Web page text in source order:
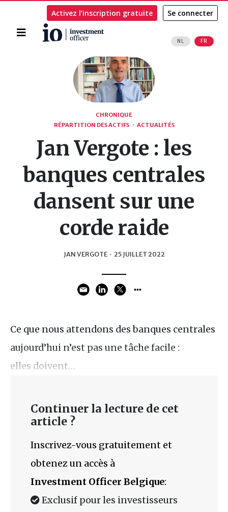
Accueil
NL FR
Activez l’inscription gratuite Se connecter
CHRONIQUE
RÉPARTITION DES ACTIFS · ACTUALITÉS
Jan Vergote : les
banques centrales
dansent sur une
corde raide
JAN VERGOTE · 25 JUILLET 2022
Ce que nous attendons des banques centrales
aujourd’hui n’est pas une tâche facile :
elles doivent…
Continuer la lecture de cet
article ?
Inscrivez-vous gratuitement et
obtenez un accès à
Investment Officer Belgique:
Exclusif pour les investisseurs